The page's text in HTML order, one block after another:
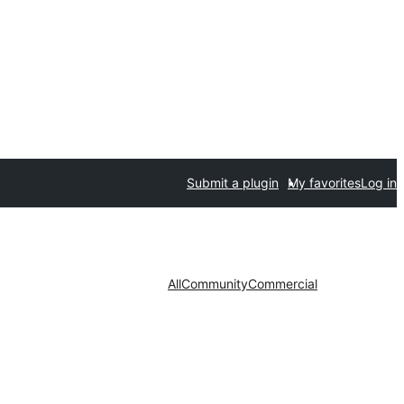
Submit a plugin My favoritesLog in
AllCommunityCommercial